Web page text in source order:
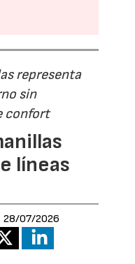
representa
sin
confort
líneas
28/07/2026